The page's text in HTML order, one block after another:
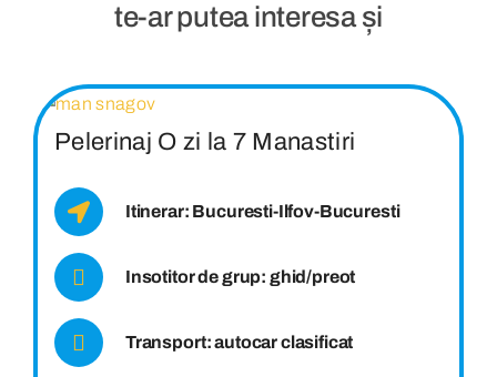
te-ar putea interesa și
Pelerinaj O zi la 7 Manastiri
Itinerar: Bucuresti-Ilfov-Bucuresti
Insotitor de grup: ghid/preot
Transport: autocar clasificat